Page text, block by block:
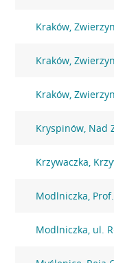
Kraków,
Kraków,
Kraków,
Kryspinów, Nad
Krzywaczka,
Modlniczka,
Modlniczka, ul.